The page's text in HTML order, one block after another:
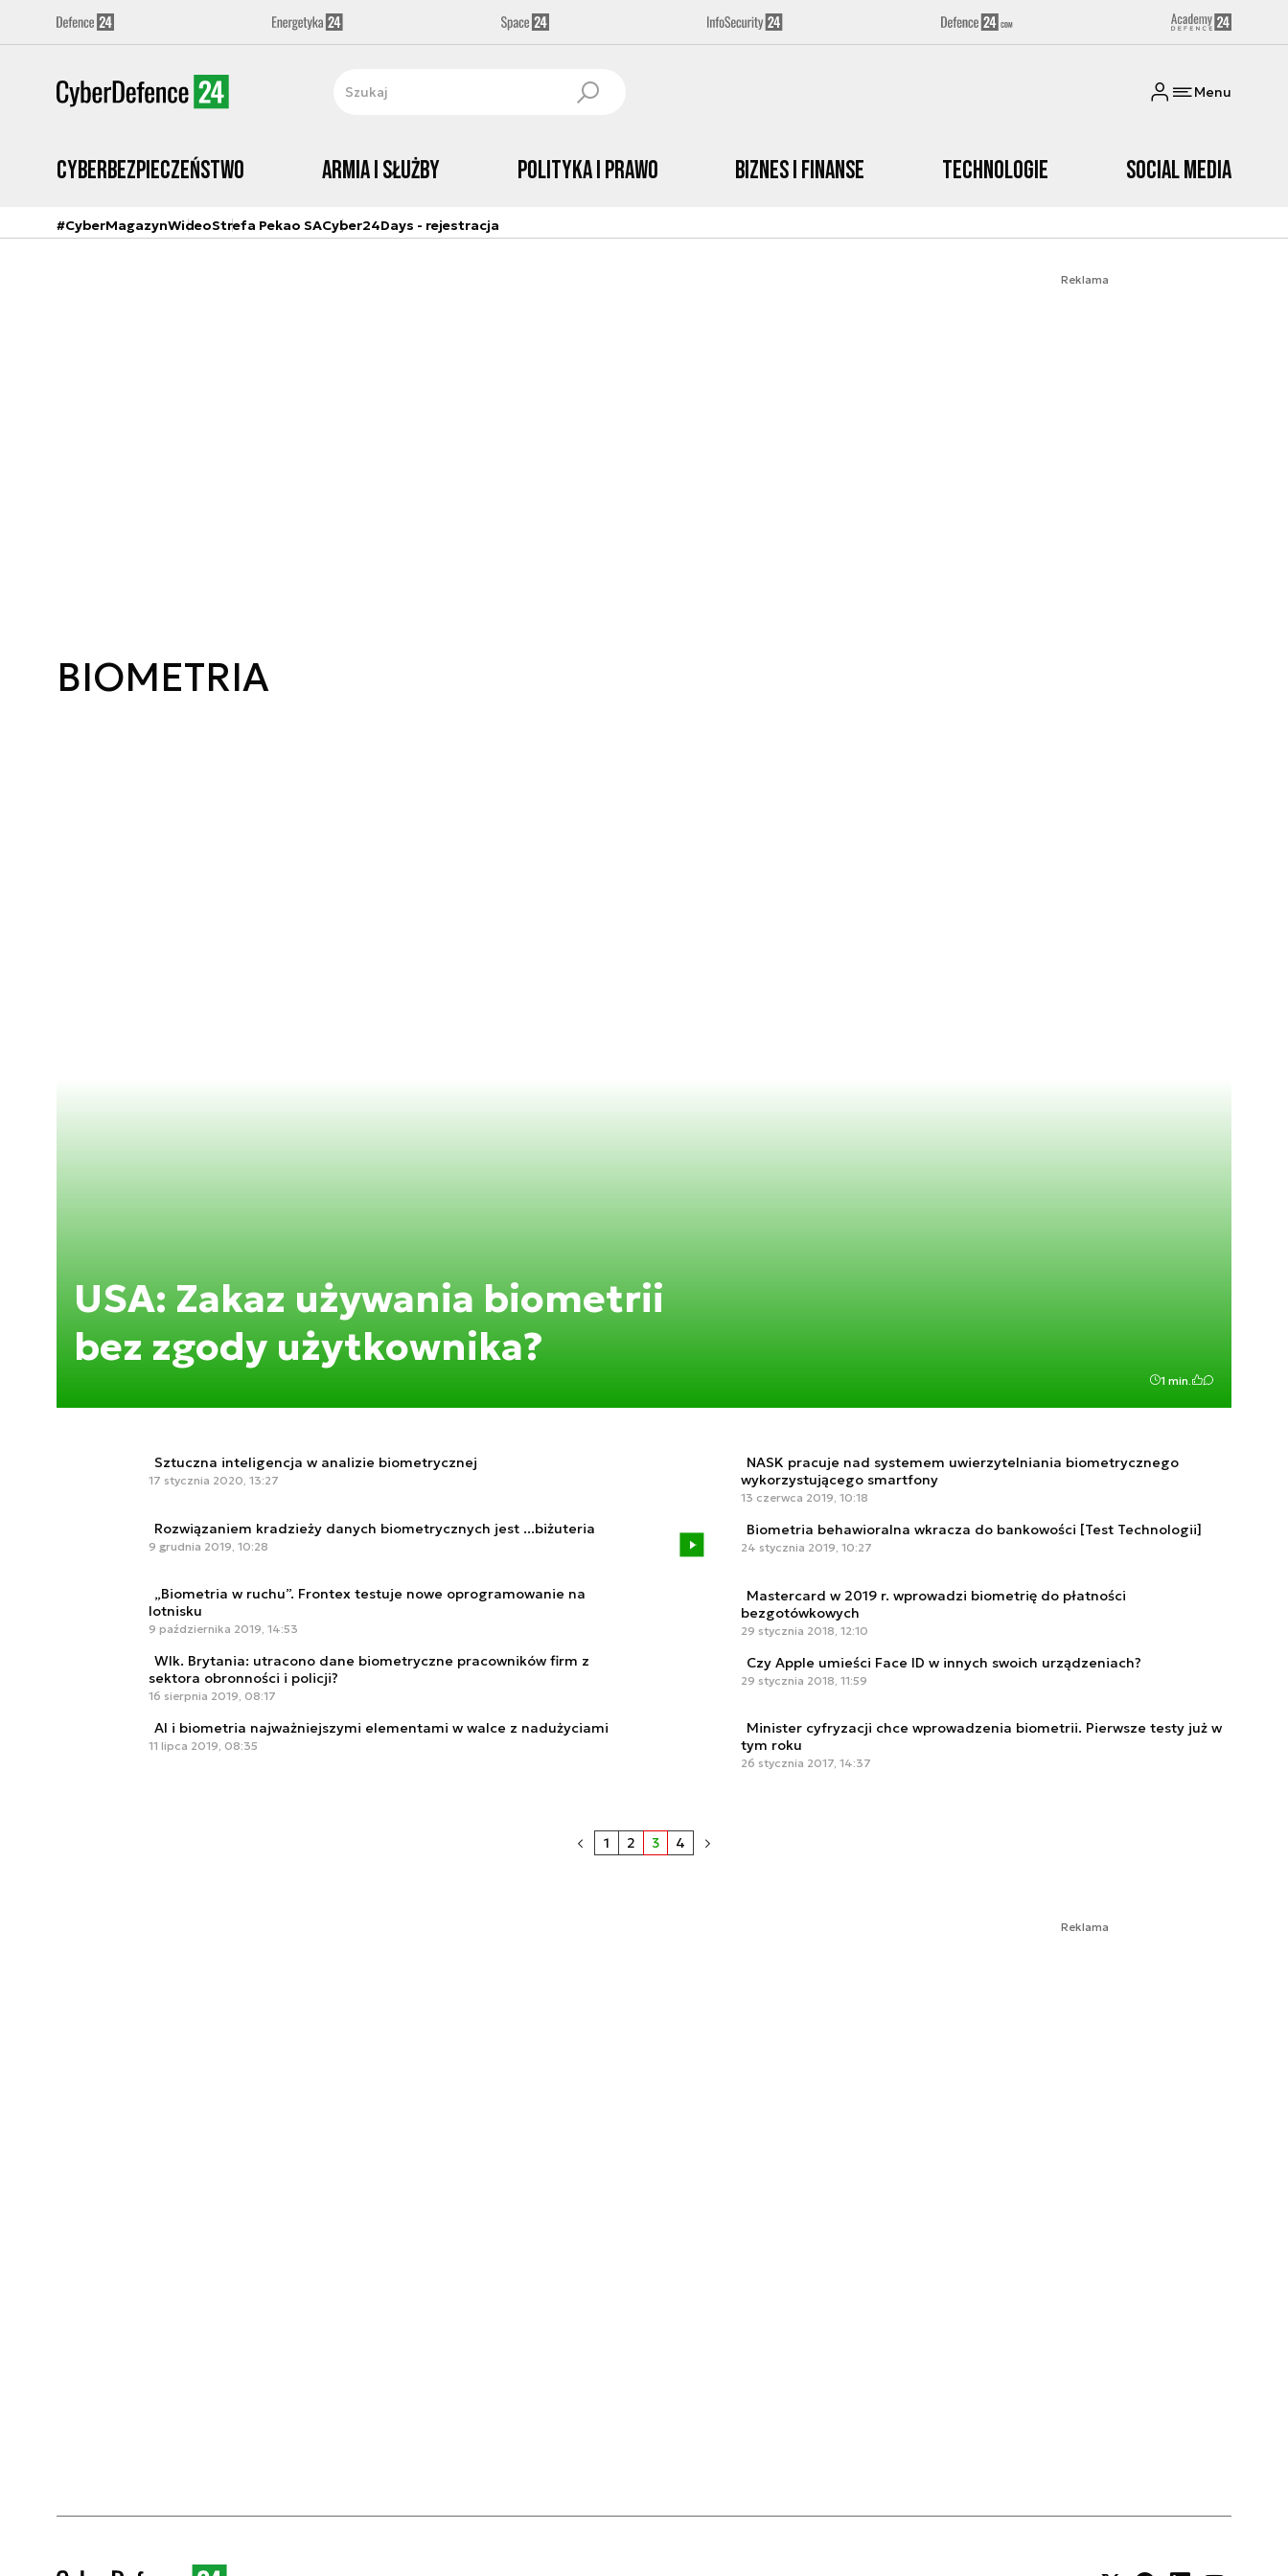
Menu
Cyberbezpieczeństwo Armia i Służby Polityka i prawo Biznes i Finanse Technologie Social media
#CyberMagazynWideoStrefa Pekao SACyber24Days - rejestracja
Reklama
BIOMETRIA
USA: Zakaz używania biometrii
bez zgody użytkownika?
1 min.
Sztuczna inteligencja w analizie biometrycznej
17 stycznia 2020, 13:27
Rozwiązaniem kradzieży danych biometrycznych jest ...biżuteria
9 grudnia 2019, 10:28
„Biometria w ruchu”. Frontex testuje nowe oprogramowanie na
lotnisku
9 października 2019, 14:53
Wlk. Brytania: utracono dane biometryczne pracowników firm z
sektora obronności i policji?
16 sierpnia 2019, 08:17
AI i biometria najważniejszymi elementami w walce z nadużyciami
11 lipca 2019, 08:35
NASK pracuje nad systemem uwierzytelniania biometrycznego
wykorzystującego smartfony
13 czerwca 2019, 10:18
Biometria behawioralna wkracza do bankowości [Test Technologii]
24 stycznia 2019, 10:27
Mastercard w 2019 r. wprowadzi biometrię do płatności
bezgotówkowych
29 stycznia 2018, 12:10
Czy Apple umieści Face ID w innych swoich urządzeniach?
29 stycznia 2018, 11:59
Minister cyfryzacji chce wprowadzenia biometrii. Pierwsze testy już w
tym roku
26 stycznia 2017, 14:37
1 2 3 4
Reklama